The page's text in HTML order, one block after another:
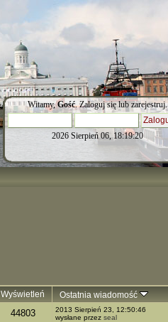
Witamy,Gość.Zaloguj sięlubzarejestruj.
2026 Sierpień 06, 18:19:20
Wyświetleń Ostatnia wiadomość
44803
2013 Sierpień 23, 12:50:46
wysłane przez seal